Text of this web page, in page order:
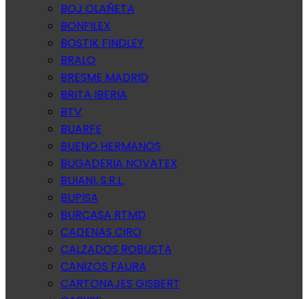
BOJ OLAÑETA
BONFILEX
BOSTIK FINDLEY
BRALO
BRESME MADRID
BRITA IBERIA
BTV
BUARFE
BUENO HERMANOS
BUGADERIA NOVATEX
BUIANI, S.R.L.
BUPISA
BURCASA RTMD
CADENAS CIRO
CALZADOS ROBUSTA
CANIZOS FAURA
CARTONAJES GISBERT